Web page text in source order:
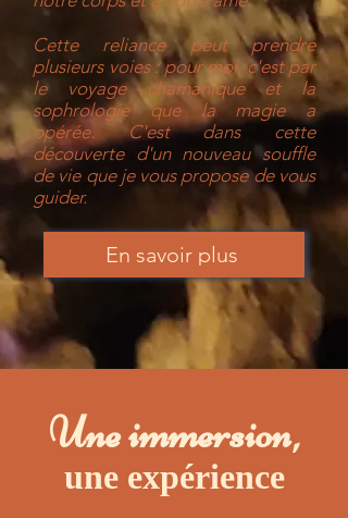
Cette reliance peut prendre
plusieurs voies : pour moi, c'est par
le voyage chamanique et la
sophrologie que la magie a
opérée. C'est dans cette
découverte d'un nouveau souffle
de vie que je vous propose de vous
guider.
En savoir plus
Une immersion,
une expérience